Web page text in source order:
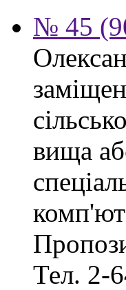
№ 45
вища
Тел. 2-